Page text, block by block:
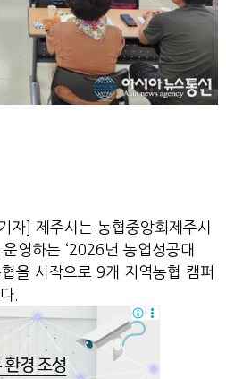
자] 제주시는 농협중앙회제주시
영하는 ‘2026년 농업성공대
을 시작으로 9개 지역농협 캠퍼
.